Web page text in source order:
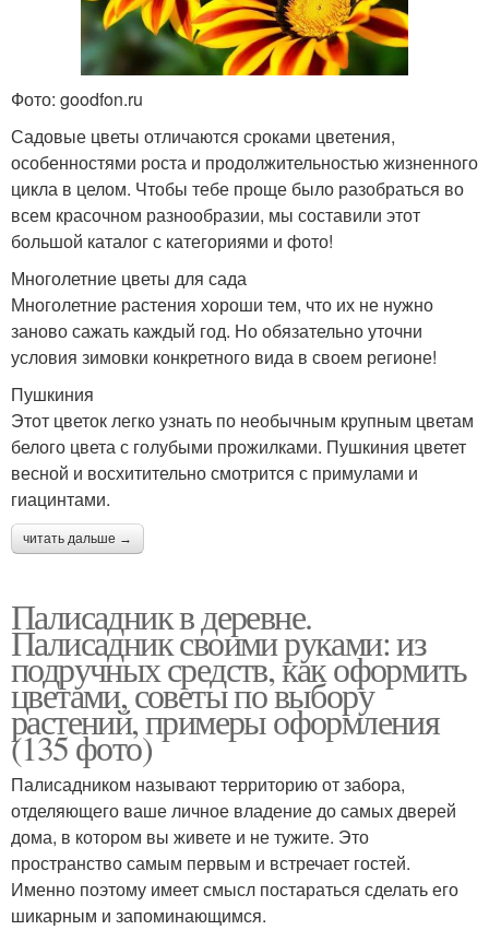
Фото: goodfon.ru
Садовые цветы отличаются сроками цветения,
особенностями роста и продолжительностью жизненного
цикла в целом. Чтобы тебе проще было разобраться во
всем красочном разнообразии, мы составили этот
большой каталог с категориями и фото!
Многолетние цветы для сада
Многолетние растения хороши тем, что их не нужно
заново сажать каждый год. Но обязательно уточни
условия зимовки конкретного вида в своем регионе!
Пушкиния
Этот цветок легко узнать по необычным крупным цветам
белого цвета с голубыми прожилками. Пушкиния цветет
весной и восхитительно смотрится с примулами и
гиацинтами.
читать дальше →
Палисадник в деревне.
Палисадник своими руками: из
подручных средств, как оформить
цветами, советы по выбору
растений, примеры оформления
(135 фото)
Палисадником называют территорию от забора,
отделяющего ваше личное владение до самых дверей
дома, в котором вы живете и не тужите. Это
пространство самым первым и встречает гостей.
Именно поэтому имеет смысл постараться сделать его
шикарным и запоминающимся.